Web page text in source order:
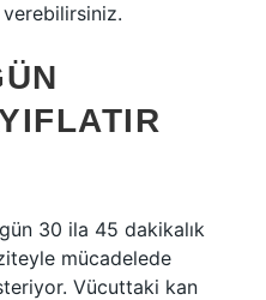
30 ila 45 dakikalık
mücadelede
Vücuttaki kan